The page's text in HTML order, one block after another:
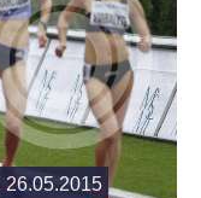
26.05.2015